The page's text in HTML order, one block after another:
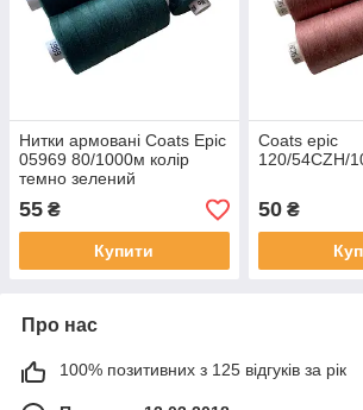
Нитки армовані Coats Epic
05969 80/1000м колір
темно зелений
55 ₴
Купити
Coats epic
120/54СZH/
50₴
Про нас
100% позитивних з 125 відгуків за рік